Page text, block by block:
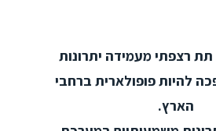
רצפתי מעמידה יתרונות
להיות פופולארית ברחבי
הארץ.